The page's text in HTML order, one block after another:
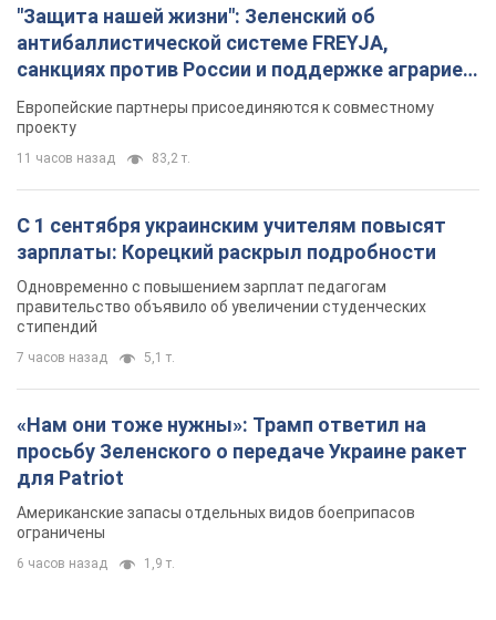
стипендий
7 часов назад 5,1 т.
«Нам они тоже нужны»: Трамп ответил на
просьбу Зеленского о передаче Украине ракет
для Patriot
ограничены
6 часов назад 1,9 т.